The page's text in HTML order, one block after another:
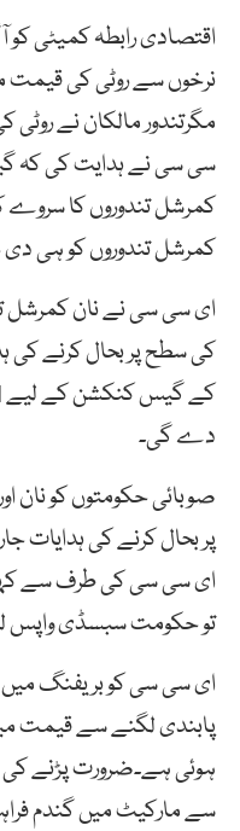
اقتصادی رابطہ کمیٹی
مگرتندور مالکان نے
سی سی نے ہدایت کی کہ
کمرشل تندوروں کا
کمرشل تندوروں کو ہی
کی سطح پر بحال کرنے کی
دے گی۔
پر بحال کرنے کی ہدایات
ای سی سی کی طرف سے
تو حکومت سبسڈی واپس
ای سی سی کو بریفنگ میں
ہوئی ہے۔ضرورت پڑنے